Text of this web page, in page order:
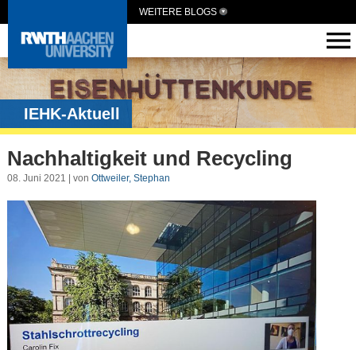
WEITERE BLOGS
IEHK-Aktuell
Nachhaltigkeit und Recycling
08. Juni 2021 | von Ottweiler, Stephan